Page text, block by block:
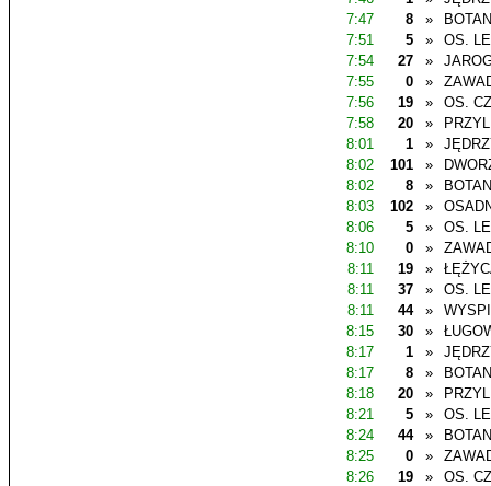
7:47
8 »
7:51
5 »
OS.
7:54
27 »
7:55
0 »
7:56
19 »
OS.
7:58
20 »
8:01
1 »
8:02
101 »
8:02
8 »
8:03
102 »
8:06
5 »
OS.
8:10
0 »
8:11
19 »
8:11
37 »
OS.
8:11
44 »
8:15
30 »
8:17
1 »
8:17
8 »
8:18
20 »
8:21
5 »
OS.
8:24
44 »
8:25
0 »
8:26
19 »
OS.